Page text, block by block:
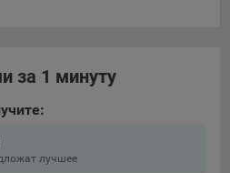
работы некоторых
в том числе имени
языка, и для предотвращения
пользователями.
за 1 минуту
лучшее